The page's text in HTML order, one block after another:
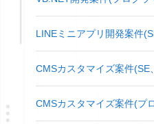
LINEミニアプリ開発案件
CMSカスタマイズ案件(SE
CMSカスタマイズ案件(プ